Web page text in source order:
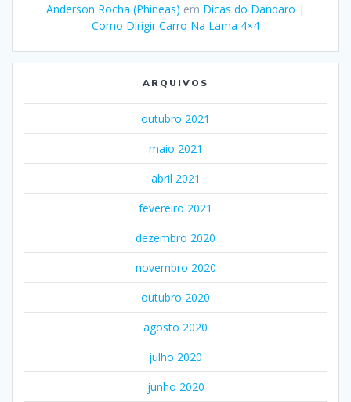
Anderson Rocha (Phineas) em Dicas do Dandaro |
Como Dirigir Carro Na Lama 4×4
ARQUIVOS
outubro 2021
maio 2021
abril 2021
fevereiro 2021
dezembro 2020
novembro 2020
outubro 2020
agosto 2020
julho 2020
junho 2020